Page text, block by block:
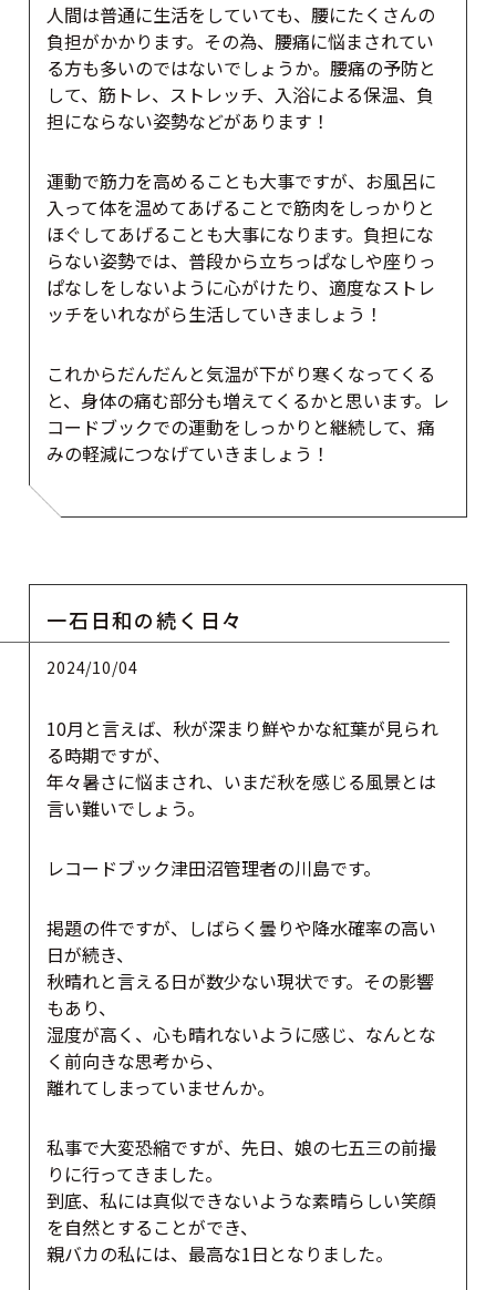
人間は普通に生活をしていても、腰にたくさんの
負担がかかります。その為、腰痛に悩まされてい
る方も多いのではないでしょうか。腰痛の予防と
して、筋トレ、ストレッチ、入浴による保温、負
担にならない姿勢などがあります！
運動で筋力を高めることも大事ですが、お風呂に
入って体を温めてあげることで筋肉をしっかりと
ほぐしてあげることも大事になります。負担にな
らない姿勢では、普段から立ちっぱなしや座りっ
ぱなしをしないように心がけたり、適度なストレ
ッチをいれながら生活していきましょう！
これからだんだんと気温が下がり寒くなってくる
と、身体の痛む部分も増えてくるかと思います。レ
コードブックでの運動をしっかりと継続して、痛
みの軽減につなげていきましょう！
一石日和の続く日々
2024/10/04
10月と言えば、秋が深まり鮮やかな紅葉が見られ
る時期ですが、
年々暑さに悩まされ、いまだ秋を感じる風景とは
言い難いでしょう。
レコードブック津田沼管理者の川島です。
掲題の件ですが、しばらく曇りや降水確率の高い
日が続き、
秋晴れと言える日が数少ない現状です。その影響
もあり、
湿度が高く、心も晴れないように感じ、なんとな
く前向きな思考から、
離れてしまっていませんか。
私事で大変恐縮ですが、先日、娘の七五三の前撮
りに行ってきました。
到底、私には真似できないような素晴らしい笑顔
を自然とすることができ、
親バカの私には、最高な1日となりました。